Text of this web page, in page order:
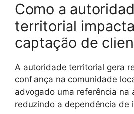
Como a
territorial
captação de
A autoridade territorial gera
confiança na comunidade
advogado uma referência na
reduzindo a dependência de